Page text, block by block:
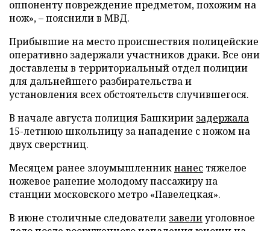
оппоненту повреждение предметом, похожим на
нож», – пояснили в МВД.
Прибывшие на место происшествия полицейские
оперативно задержали участников драки. Все они
доставлены в территориальный отдел полиции
для дальнейшего разбирательства и
установления всех обстоятельств случившегося.
В начале августа полиция Башкирии задержала
15-летнюю школьницу за нападение с ножом на
двух сверстниц.
Месяцем ранее злоумышленникнанес тяжелое
ножевое ранение молодому пассажиру на
станции московского метро «Павелецкая».
В июне столичные следователи завелиуголовное